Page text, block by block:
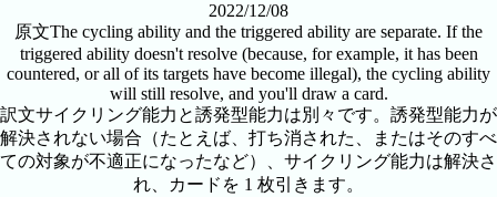
2022/12/08
原文The cycling ability and the triggered ability are separate. If the
triggered ability doesn't resolve (because, for example, it has been
countered, or all of its targets have become illegal), the cycling ability
will still resolve, and you'll draw a card.
訳文サイクリング能力と誘発型能力は別々です。誘発型能力が
解決されない場合（たとえば、打ち消された、またはそのすべ
ての対象が不適正になったなど）、サイクリング能力は解決さ
れ、カードを 1 枚引きます。